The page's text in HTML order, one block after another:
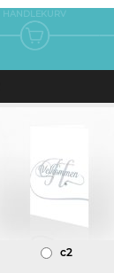
HANDLEKURV
c2